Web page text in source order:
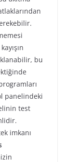
bu
panelindeki
test
imkanı